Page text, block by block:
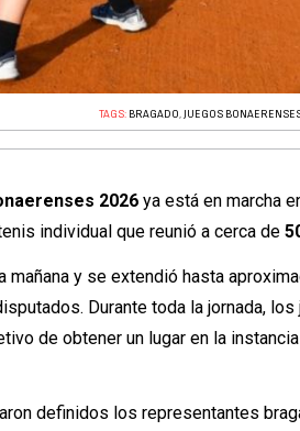
TAGS: BRAGADO,JUEGOS
2026 ya está en marcha
individual que reunió a cerca de
mañana y se extendió hasta
Durante toda la jornada,
de obtener un lugar en la
definidos los representantes